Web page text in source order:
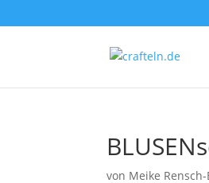
von Meike